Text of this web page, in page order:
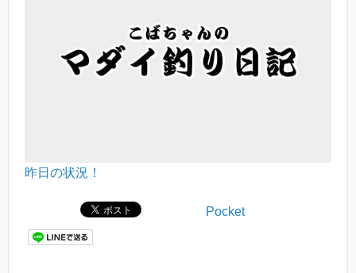
昨日の状況！
Pocket